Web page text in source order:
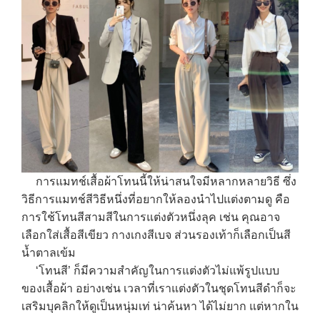
การแมทช์เสื้อผ้าโทนนี้ให้น่าสนใจมีหลากหลายวิธี ซึ่ง
วิธีการแมทช์สีวิธีหนึ่งที่อยากให้ลองนำไปแต่งตามดู คือ
การใช้โทนสีสามสีในการแต่งตัวหนึ่งลุค เช่น คุณอาจ
เลือกใส่เสื้อสีเขียว กางเกงสีเบจ ส่วนรองเท้าก็เลือกเป็นสี
น้ำตาลเข้ม
‘โทนสี’ ก็มีความสำคัญในการแต่งตัวไม่แพ้รูปแบบ
ของเสื้อผ้า อย่างเช่น เวลาที่เราแต่งตัวในชุดโทนสีดำก็จะ
เสริมบุคลิกให้ดูเป็นหนุ่มเท่ น่าค้นหา ได้ไม่ยาก แต่หากใน